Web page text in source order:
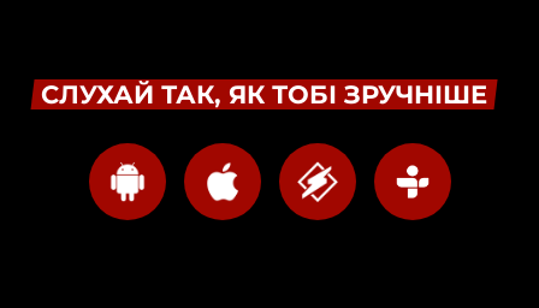
СЛУХАЙ ТАК, ЯК ТОБІ ЗРУЧНІШЕ